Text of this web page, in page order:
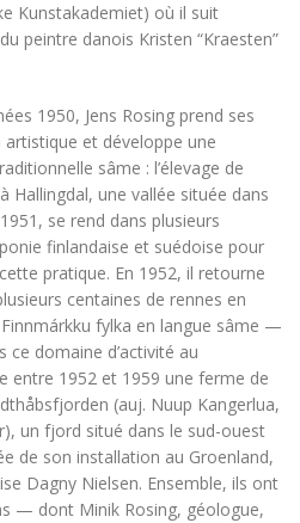
Kunstakademiet) où il suit
peintre danois Kristen “Kraesten”
1950, Jens Rosing prend ses
et développe une
sâme : l’élevage de
Hallingdal, une vallée située dans
se rend dans plusieurs
finlandaise et suédoise pour
pratique. En 1952, il retourne
centaines de rennes en
Finnmárkku fylka en langue sâme —
ce domaine d’activité au
entre 1952 et 1959 une ferme de
(auj. Nuup Kangerlua,
un fjord situé dans le sud-ouest
de son installation au Groenland,
Dagny Nielsen. Ensemble, ils ont
— dont Minik Rosing, géologue,